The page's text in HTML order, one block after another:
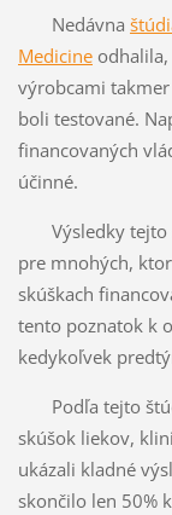
Nedávna
Medicineodhalila,
výrobcami
boli testované.
financovaných
účinné.
Výsledky tejto
pre mnohých,
skúškach
tento poznatok k
kedykoľvek
Podľa tejto
skúšok liekov,
ukázali kladné
skončilo len 50%